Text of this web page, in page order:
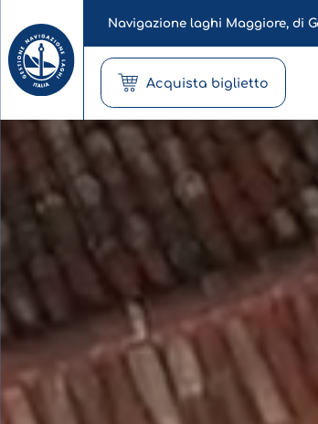
Navigazione laghi Maggiore, di
Acquista biglietto